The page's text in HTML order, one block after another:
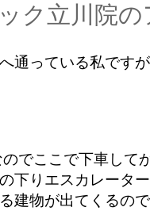
ク立川院の
通っている私です
でここで下車して
下りエスカレータ
建物が出てくるの